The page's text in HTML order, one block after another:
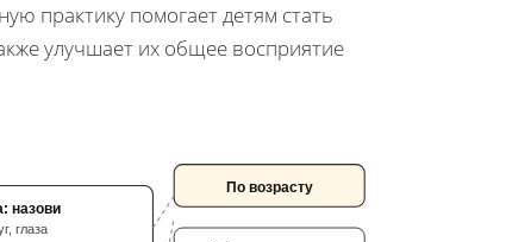
практику помогает детям стать
улучшает их общее восприятие
назови
глаза
По возрасту